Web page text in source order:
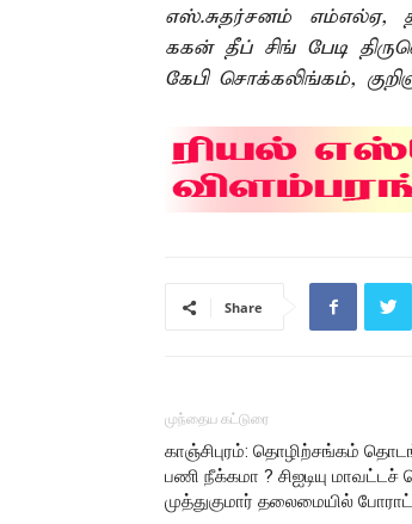
எஸ்.சுதர்சனம் எம்எல்ஏ,
ககன் தீப் சிங் பேடி
கேபி சொக்கலிங்கம்,
Share
முந்தைய கட்டுரை
காஞ்சிபுரம்: தொழிற்சங்கம்
பணி நீக்கமா ? சிஐடியு மாவட்டச்
முத்துகுமார் தலைமையில்